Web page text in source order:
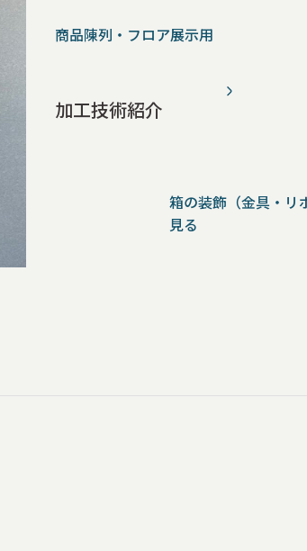
商品陳列・フロア展示用
加工技術紹介
箱の装飾（金具・リ
見る